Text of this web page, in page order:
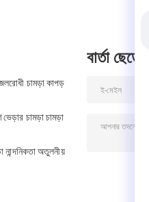
চামড়া কাপড়
চামড়া চামড়া
নান্দনিকতা অতুলনীয়
বার্তা ছেড়ে